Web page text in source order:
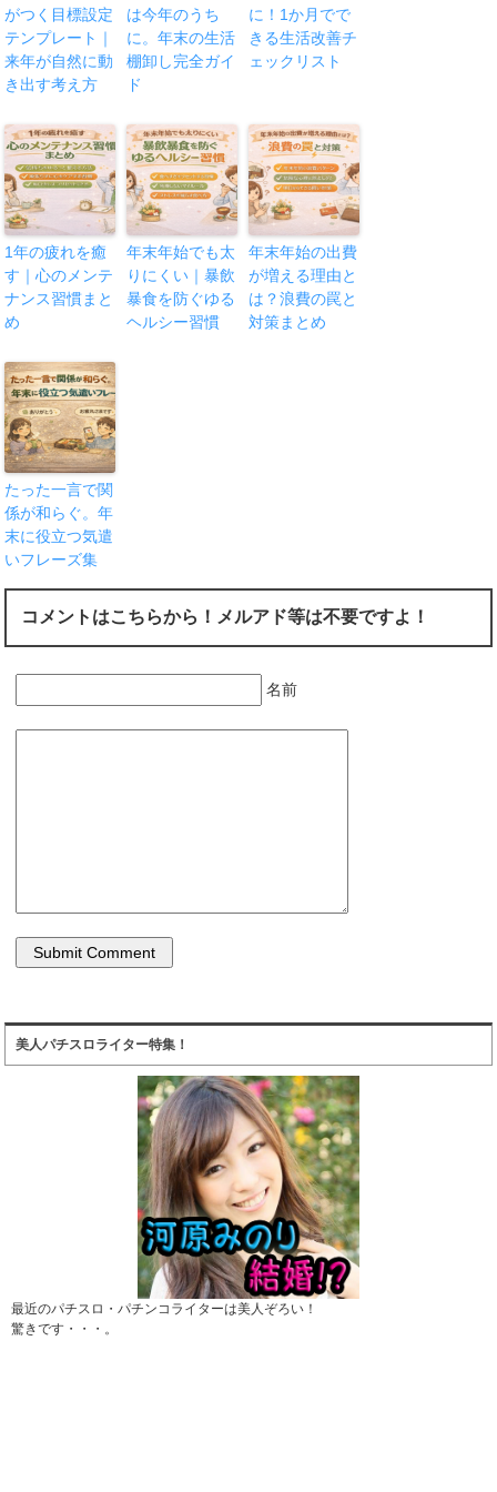
がつく目標設定
テンプレート｜
来年が自然に動
き出す考え方
は今年のうち
に。年末の生活
棚卸し完全ガイ
ド
に！1か月でで
きる生活改善チ
ェックリスト
1年の疲れを癒
す｜心のメンテ
ナンス習慣まと
め
年末年始でも太
りにくい｜暴飲
暴食を防ぐゆる
ヘルシー習慣
年末年始の出費
が増える理由と
は？浪費の罠と
対策まとめ
たった一言で関
係が和らぐ。年
末に役立つ気遣
いフレーズ集
コメントはこちらから！メルアド等は不要ですよ！
名前
美人パチスロライター特集！
最近のパチスロ・パチンコライターは美人ぞろい！
驚きです・・・。